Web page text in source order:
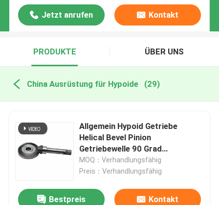
Jetzt anrufen Kontakt
PRODUKTE ÜBER UNS
China Ausrüstung für Hypoide (29)
Allgemein Hypoid Getriebe
Helical Bevel Pinion
Getriebewelle 90 Grad
Rechtswinkel Bias
MOQ：Verhandlungsfähig
Preis：Verhandlungsfähig
Bestpreis Kontakt